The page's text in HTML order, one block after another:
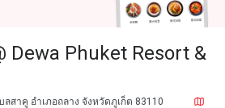
Dewa Phuket Resort &
สาคู อำเภอถลาง จังหวัดภูเก็ต 83110